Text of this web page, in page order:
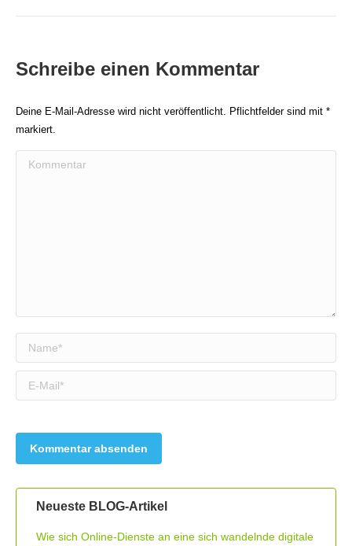
Schreibe einen Kommentar
Deine E-Mail-Adresse wird nicht veröffentlicht. Pflichtfelder sind mit *
markiert.
Kommentar
Name *
E-Mail *
Neueste BLOG-Artikel
Wie sich Online-Dienste an eine sich wandelnde digitale